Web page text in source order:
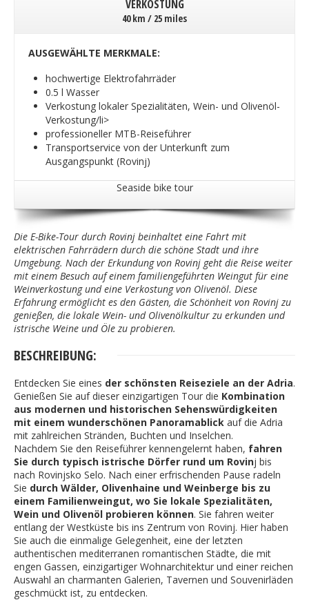
VERKOSTUNG
40 km / 25 miles
AUSGEWÄHLTE MERKMALE:
hochwertige Elektrofahrräder
0.5 l Wasser
Verkostung lokaler Spezialitäten, Wein- und Olivenöl-
Verkostung/li>
professioneller MTB-Reiseführer
Transportservice von der Unterkunft zum
Ausgangspunkt (Rovinj)
Seaside bike tour
Die E-Bike-Tour durch Rovinj beinhaltet eine Fahrt mit
elektrischen Fahrrädern durch die schöne Stadt und ihre
Umgebung. Nach der Erkundung von Rovinj geht die Reise weiter
mit einem Besuch auf einem familiengeführten Weingut für eine
Weinverkostung und eine Verkostung von Olivenöl. Diese
Erfahrung ermöglicht es den Gästen, die Schönheit von Rovinj zu
genießen, die lokale Wein- und Olivenölkultur zu erkunden und
istrische Weine und Öle zu probieren.
BESCHREIBUNG:
Entdecken Sie eines der schönsten Reiseziele an der Adria.
Genießen Sie auf dieser einzigartigen Tour die Kombination
aus modernen und historischen Sehenswürdigkeiten
mit einem wunderschönen Panoramablick auf die Adria
mit zahlreichen Stränden, Buchten und Inselchen.
Nachdem Sie den Reiseführer kennengelernt haben, fahren
Sie durch typisch istrische Dörfer rund um Rovinj bis
nach Rovinjsko Selo. Nach einer erfrischenden Pause radeln
Sie durch Wälder, Olivenhaine und Weinberge bis zu
einem Familienweingut, wo Sie lokale Spezialitäten,
Wein und Olivenöl probieren können. Sie fahren weiter
entlang der Westküste bis ins Zentrum von Rovinj. Hier haben
Sie auch die einmalige Gelegenheit, eine der letzten
authentischen mediterranen romantischen Städte, die mit
engen Gassen, einzigartiger Wohnarchitektur und einer reichen
Auswahl an charmanten Galerien, Tavernen und Souvenirläden
geschmückt ist, zu entdecken.